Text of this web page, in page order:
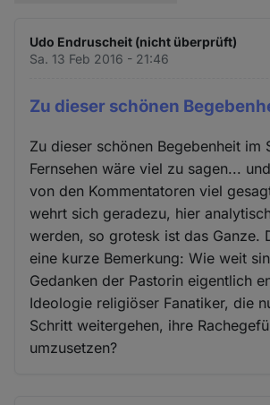
Udo Endruscheit (nicht überprüft)
Sa. 13 Feb 2016 - 21:46
Zu dieser schönen
Zu dieser schönen Begebenheit im
Fernsehen wäre viel zu sagen...
von den Kommentatoren viel
wehrt sich geradezu, hier
werden, so grotesk ist das Ganze.
eine kurze Bemerkung: Wie weit
Gedanken der Pastorin eigentlich
Ideologie religiöser Fanatiker, die
Schritt weitergehen, ihre
umzusetzen?